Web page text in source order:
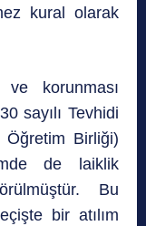
kural olarak
ve korunması
sayılı Tevhidi
Birliği)
de laiklik
Bu
bir atılım